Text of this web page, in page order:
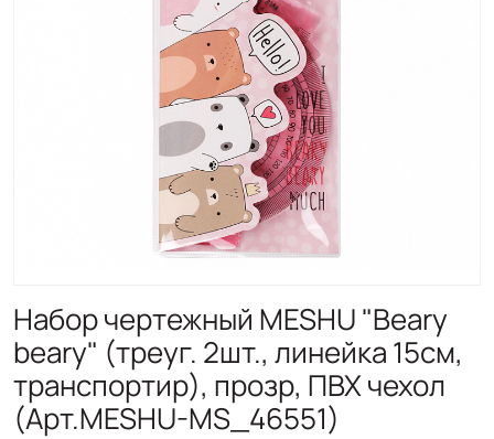
Набор чертежный MESHU "Beary
beary" (треуг. 2шт., линейка 15см,
транспортир), прозр, ПВХ чехол
(Арт.MESHU-MS_46551)